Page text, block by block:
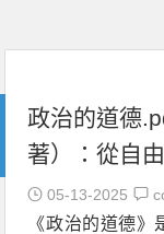
政治的道德
著）：從自
05-13-2025
《政治的道德